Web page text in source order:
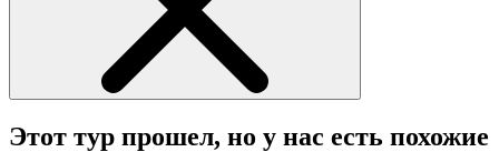
Этот тур прошел, но у нас есть похожие